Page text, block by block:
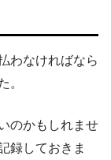
わなければなら
。
のかもしれませ
録しておきま